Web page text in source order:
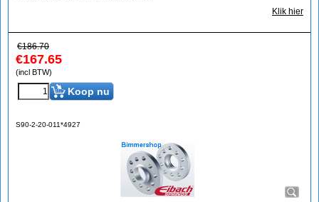
Klik hier
€186.70
€167.65
(incl BTW)
Koop nu
S90-2-20-011*4927